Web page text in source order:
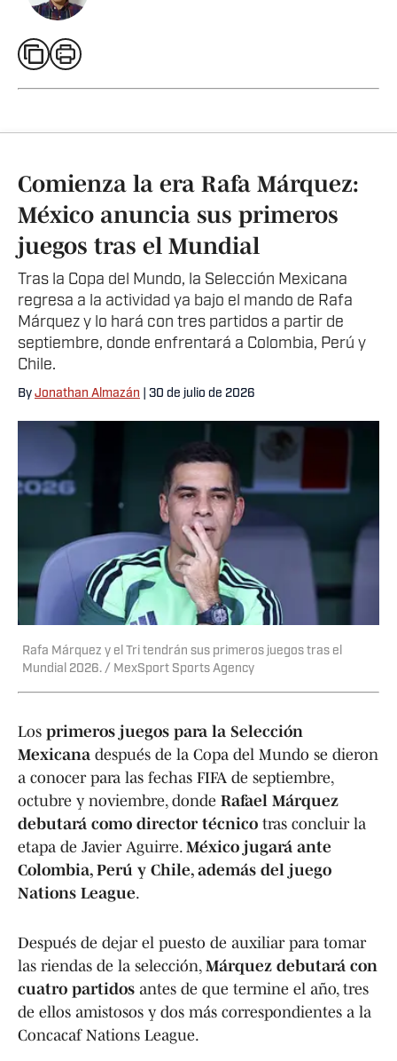
Comienza la era Rafa Márquez:
México anuncia sus primeros
juegos tras el Mundial
Tras la Copa del Mundo, la Selección Mexicana
regresa a la actividad ya bajo el mando de Rafa
Márquez y lo hará con tres partidos a partir de
septiembre, donde enfrentará a Colombia, Perú y
Chile.
By Jonathan Almazán | 30 de julio de 2026
Rafa Márquez y el Tri tendrán sus primeros juegos tras el
Mundial 2026. / MexSport Sports Agency
Los primeros juegos para la Selección
Mexicana después de la Copa del Mundo se dieron
a conocer para las fechas FIFA de septiembre,
octubre y noviembre, donde Rafael Márquez
debutará como director técnico tras concluir la
etapa de Javier Aguirre. México jugará ante
Colombia, Perú y Chile, además del juego
Nations League.
Después de dejar el puesto de auxiliar para tomar
las riendas de la selección, Márquez debutará con
cuatro partidos antes de que termine el año, tres
de ellos amistosos y dos más correspondientes a la
Concacaf Nations League.